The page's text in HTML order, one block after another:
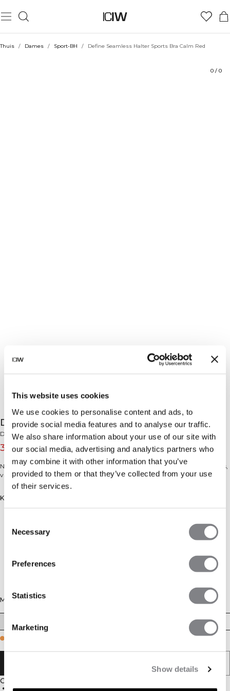
This website uses cookies
We use cookies to personalise content and ads, to
provide social media features and to analyse our traffic.
We also share information about your use of our site with
our social media, advertising and analytics partners who
may combine it with other information that you’ve
provided to them or that they’ve collected from your use
of their services.
Selection
Necessary
Preferences
Statistics
Marketing
Show details
Thuis / Dames / Sport-BH / Define Seamless Halter Sports Bra Calm Red
0 / 0
Define Seamless Halter Sports Bra Calm Red
Define Seamless Collection
36€45€(-20%)
Naadloze sport-bh met halternek, lichte ondersteuning en uitneembare cups,
van vochtafvoerende polyamide.
Kleur: Calm Red
Maat
XXL
Omschrijving
92% polyamide, 8% elastan